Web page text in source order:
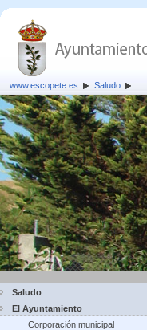
www.escopete.es Saludo
Saludo
El Ayuntamiento
Corporación municipal